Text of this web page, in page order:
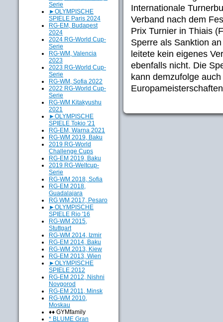
Serie
►OLYMPISCHE
SPIELE Paris 2024
RG-EM, Budapest
2024
2024 RG-World Cup-
Serie
RG-WM, Valencia
2023
2023 RG-World Cup-
Serie
RG-WM, Sofia 2022
2022 RG-World Cup-
Serie
RG-WM Kitakyushu
2021
►OLYMPISCHE
SPIELE Tokio '21
RG-EM, Warna 2021
RG-WM 2019, Baku
2019 RG-World
Challenge Cups
RG-EM 2019, Baku
2019 RG-Weltcup-
Serie
RG-WM 2018, Sofia
RG-EM 2018,
Guadalajara
RG WM 2017, Pesaro
►OLYMPISCHE
SPIELE Rio '16
RG-WM 2015,
Stuttgart
RG-WM 2014, Izmir
RG-EM 2014, Baku
RG-WM 2013, Kiew
RG-EM 2013, Wien
►OLYMPISCHE
SPIELE 2012
RG-EM 2012, Nishni
Novgorod
RG-EM 2011, Minsk
RG-WM 2010,
Moskau
♦♦ GYMfamily
* BLUME Gran
Internationale
Verband nach dem
Prix Turnier in Thiais
Sperre als Sanktion
leitete kein eigenes
ebenfalls nicht. Die
kann demzufolge